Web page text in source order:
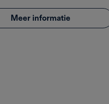
Meer informatie